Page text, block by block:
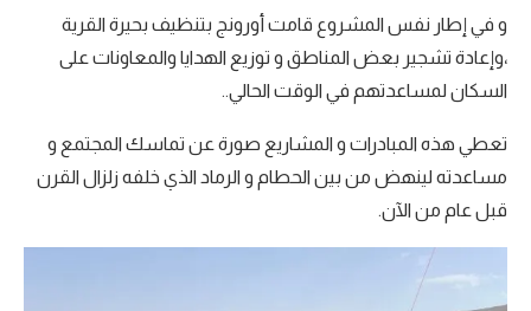
و في إطار نفس المشروع قامت أورونج بتنظيف بحيرة القرية
،وإعادة تشجير بعض المناطق و توزيع الهدايا والمعاونات على
السكان لمساعدتهم في الوقت الحالي..
تعطي هذه المبادرات و المشاريع صورة عن تماسك المجتمع و
مساعدته لينهض من بين الحطام و الرماد الذي خلفه زلزال القرن
قبل عام من الآن.